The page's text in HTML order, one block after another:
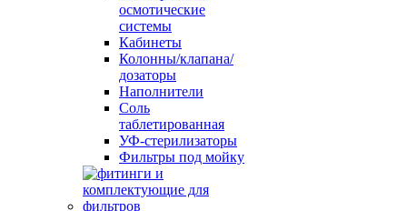
осмотические
системы
Кабинеты
Колонны/клапана/
дозаторы
Наполнители
Соль
таблетированная
УФ-стерилизаторы
Фильтры под мойку